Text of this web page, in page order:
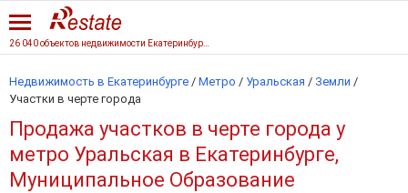
Недвижимость в Екатеринбурге / Метро / Уральская / Земли /
Участки в черте города
Продажа участков в черте города у
метро Уральская в Екатеринбурге,
Муниципальное Образование